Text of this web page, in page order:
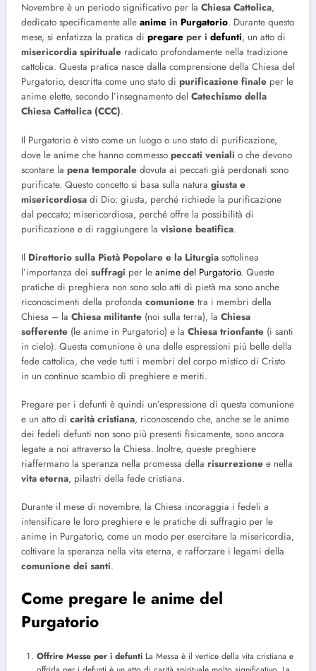
Novembre è un periodo significativo per la Chiesa Cattolica,
dedicato specificamente alle anime in Purgatorio. Durante questo
mese, si enfatizza la pratica di pregare per i defunti, un atto di
misericordia spirituale radicato profondamente nella tradizione
cattolica. Questa pratica nasce dalla comprensione della Chiesa del
Purgatorio, descritta come uno stato di purificazione finale per le
anime elette, secondo l’insegnamento del Catechismo della
Chiesa Cattolica (CCC).
Il Purgatorio è visto come un luogo o uno stato di purificazione,
dove le anime che hanno commesso peccati veniali o che devono
scontare la pena temporale dovuta ai peccati già perdonati sono
purificate. Questo concetto si basa sulla natura giusta e
misericordiosa di Dio: giusta, perché richiede la purificazione
dal peccato; misericordiosa, perché offre la possibilità di
purificazione e di raggiungere la visione beatifica.
Il Direttorio sulla Pietà Popolare e la Liturgia sottolinea
l’importanza dei suffragi per le anime del Purgatorio. Queste
pratiche di preghiera non sono solo atti di pietà ma sono anche
riconoscimenti della profonda comunione tra i membri della
Chiesa – la Chiesa militante (noi sulla terra), la Chiesa
sofferente (le anime in Purgatorio) e la Chiesa trionfante (i santi
in cielo). Questa comunione è una delle espressioni più belle della
fede cattolica, che vede tutti i membri del corpo mistico di Cristo
in un continuo scambio di preghiere e meriti.
Pregare per i defunti è quindi un’espressione di questa comunione
e un atto di carità cristiana, riconoscendo che, anche se le anime
dei fedeli defunti non sono più presenti fisicamente, sono ancora
legate a noi attraverso la Chiesa. Inoltre, queste preghiere
riaffermano la speranza nella promessa della risurrezione e nella
vita eterna, pilastri della fede cristiana.
Durante il mese di novembre, la Chiesa incoraggia i fedeli a
intensificare le loro preghiere e le pratiche di suffragio per le
anime in Purgatorio, come un modo per esercitare la misericordia,
coltivare la speranza nella vita eterna, e rafforzare i legami della
comunione dei santi.
Come pregare le anime del
Purgatorio
Offrire Messe per i defunti La Messa è il vertice della vita cristiana e